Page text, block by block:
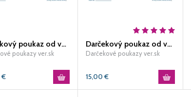
Darčekový poukaz od ver.sk v hodnote 30 EUR
poukazy ver.sk
€
Darčekový poukaz od ver.sk v hodnote 15 EUR
Darčekové poukazy ver.sk
15,00 €